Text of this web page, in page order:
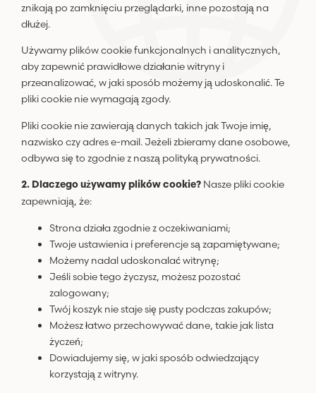
znikają po zamknięciu przeglądarki, inne pozostają na
dłużej.
Używamy plików cookie funkcjonalnych i analitycznych,
aby zapewnić prawidłowe działanie witryny i
przeanalizować, w jaki sposób możemy ją udoskonalić. Te
pliki cookie nie wymagają zgody.
Pliki cookie nie zawierają danych takich jak Twoje imię,
nazwisko czy adres e-mail. Jeżeli zbieramy dane osobowe,
odbywa się to zgodnie z naszą polityką prywatności.
2. Dlaczego używamy plików cookie? Nasze pliki cookie
zapewniają, że:
Strona działa zgodnie z oczekiwaniami;
Twoje ustawienia i preferencje są zapamiętywane;
Możemy nadal udoskonalać witrynę;
Jeśli sobie tego życzysz, możesz pozostać
zalogowany;
Twój koszyk nie staje się pusty podczas zakupów;
Możesz łatwo przechowywać dane, takie jak lista
życzeń;
Dowiadujemy się, w jaki sposób odwiedzający
korzystają z witryny.